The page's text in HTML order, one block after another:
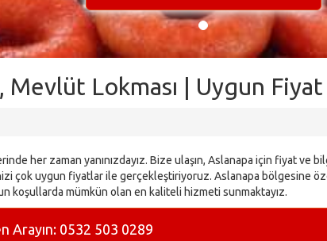
Mevlüt Lokması | Uygun Fiyat
her zaman yanınızdayız. Bize ulaşın, Aslanapa için fiyat ve
çok uygun fiyatlar ile gerçekleştiriyoruz. Aslanapa bölgesine
koşullarda mümkün olan en kaliteli hizmeti sunmaktayız.
Arayın: 0532 503 0289